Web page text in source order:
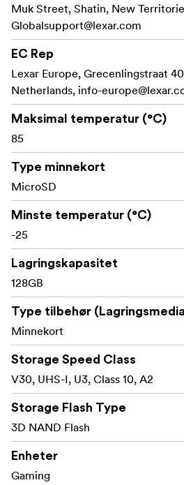
få A1- eller A2-klassifisert ytelse.
raskere på mobilenhetene dine og
liker uten å gå glipp av noe.
Opptak- og avspilling i full HD
spille av og overføre et stort
av høy kvalitet. Det blir enkelt å
øyeblikkene dine og deretter
gjennomgår omfattende testing i
mer enn 1100 digitale enheter.
kompatibilitet og pålitelighet.
Muk Street, Shatin, New
Globalsupport@lexar.com
EC Rep
Lexar Europe, Grecenlingstraat
Netherlands, info-
Maksimal temperatur (°C)
85
Type minnekort
MicroSD
Minste temperatur (°C)
-25
Lagringskapasitet
128GB
Type tilbehør
Minnekort
Storage Speed Class
V30, UHS-I, U3, Class 10, A2
Storage Flash Type
3D NAND Flash
Enheter
Gaming